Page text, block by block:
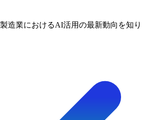
造業におけるAI活用の最新動向を知り